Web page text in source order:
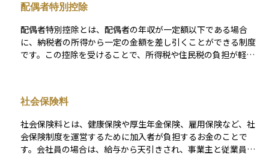
扶養内で働く配偶者がいる世帯にとって重要な意味を持ちま
す。なお、配偶者の収入が一定額を超えるとこの控除が使えな
くなるため、「○○万円の壁」といった表現で語られることも
あります。資産運用やライフプランを考える際には、税金の仕
組みを理解しておくことが大切であり、配偶者控除はその中で
配偶者特別控除
配偶者特別控除とは、配偶者の年収が一定額以下である場合
に、納税者の所得から一定の金額を差し引くことができる制度
です。この控除を受けることで、所得税や住民税の負担が軽く
合でも、この制度を活用することで節税が可能です。資産運用
においては、世帯全体の手取り額を増やす工夫のひとつとして
意識される制度で、特に夫婦で家計を管理する際に重要な視点
になります。
社会保険料
社会保険料とは、健康保険や厚生年金保険、雇用保険など、社
会保険制度を運営するために加入者が負担するお金のことで
す。会社員の場合は、給与から天引きされ、事業主と従業員が